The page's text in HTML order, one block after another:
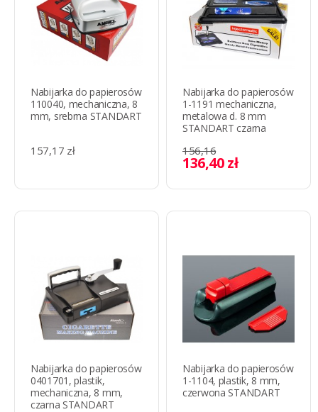
Nabijarka do papierosów
110040, mechaniczna, 8
mm, srebrna STANDART
157,17 zł
Nabijarka do papierosów
1-1191 mechaniczna,
metalowa d. 8 mm
STANDART czarna
156,16
136,40 zł
Nabijarka do papierosów
0401701, plastik,
mechaniczna, 8 mm,
czarna STANDART
Nabijarka do papierosów
1-1104, plastik, 8 mm,
czerwona STANDART